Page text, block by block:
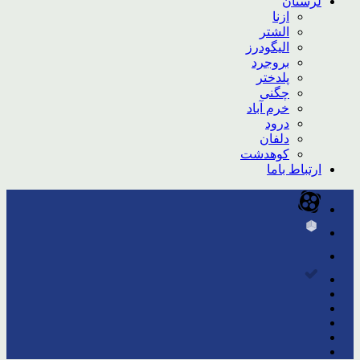
ازنا
الشتر
الیگودرز
بروجرد
پلدختر
چگنی
خرم آباد
درود
دلفان
کوهدشت
ارتباط باما